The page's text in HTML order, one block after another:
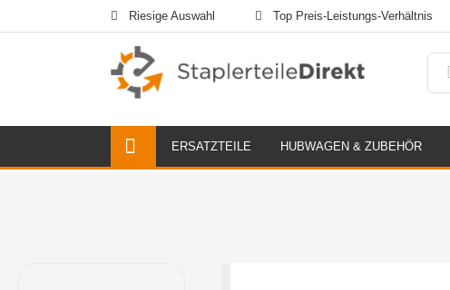
Riesige Auswahl Top Preis-Leistungs-Verhältnis
ERSATZTEILE HUBWAGEN & ZUBEHÖR